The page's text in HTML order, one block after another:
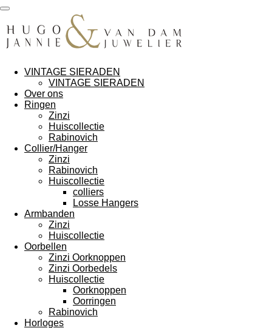
Ga
naar
de
VINTAGE SIERADEN
VINTAGE SIERADEN
Over ons
Ringen
Zinzi
Huiscollectie
Rabinovich
Collier/Hanger
Zinzi
Rabinovich
Huiscollectie
colliers
Losse Hangers
Armbanden
Zinzi
Huiscollectie
Oorbellen
Zinzi Oorknoppen
Zinzi Oorbedels
Huiscollectie
Oorknoppen
Oorringen
Rabinovich
Horloges